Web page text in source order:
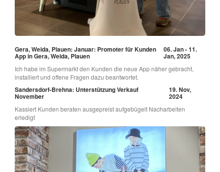
Gera, Weida, Plauen: Januar: Promoter für Kunden
App in Gera, Weida, Plauen
06. Jan - 11.
Jan, 2025
Ich habe im Supermarkt den Kunden die neue App näher gebracht,
installiert und offene Fragen dazu beantwortet.
Sandersdorf-Brehna: Unterstützung Verkauf
November
19. Nov,
2024
Kassiert Kunden beraten ausgepreist aufgebügelt Nacharbeiten
erledigt